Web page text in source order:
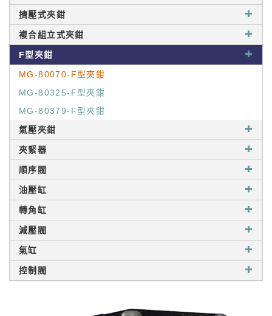
擠壓式夾鉗
複合組立式夾鉗
F型夾鉗
MG-80070-F型夾鉗
MG-80325-F型夾鉗
MG-80379-F型夾鉗
氣壓夾鉗
夾緊器
順序閥
油壓缸
轉角缸
減壓閥
氣缸
控制閥